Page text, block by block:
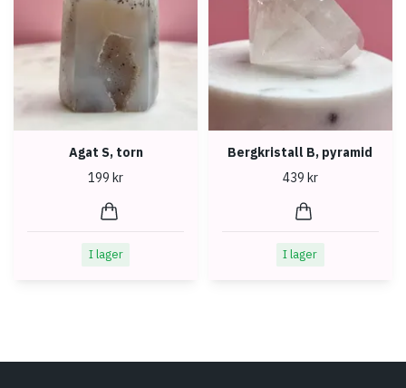
Agat S, torn
199 kr
I lager
Bergkristall B, pyramid
439 kr
I lager